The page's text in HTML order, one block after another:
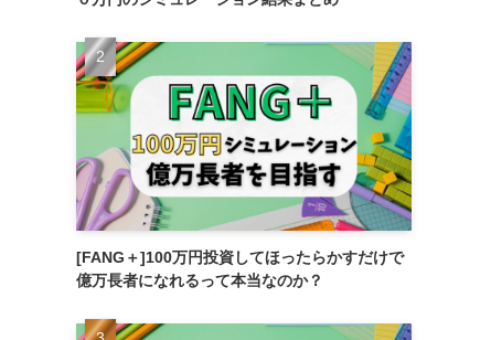
[FANG＋]100万円投資してほったらかすだけで
億万長者になれるって本当なのか？